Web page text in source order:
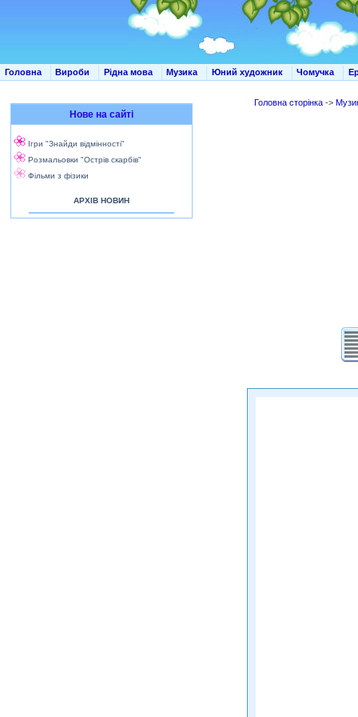
Головна Вироби Рідна мова Музика Юний художник Чомучка
Нове на сайті
Ігри "Знайди відмінності"
Розмальовки "Острів скарбів"
Фільми з фізики
АРХІВ НОВИН
Головна сторінка->